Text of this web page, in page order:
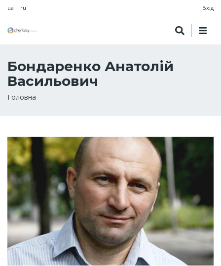
ua | ru Вхід
Бондаренко Анатолій
Васильович
Рядок
Головна